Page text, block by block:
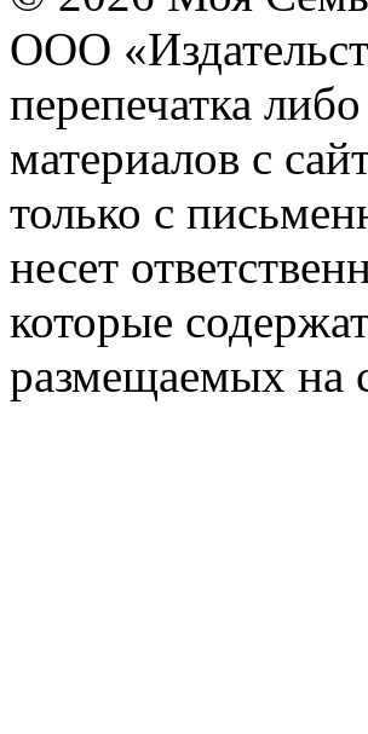
ООО
перепечатка
материалов с
только с
несет
которые
размещаемых на